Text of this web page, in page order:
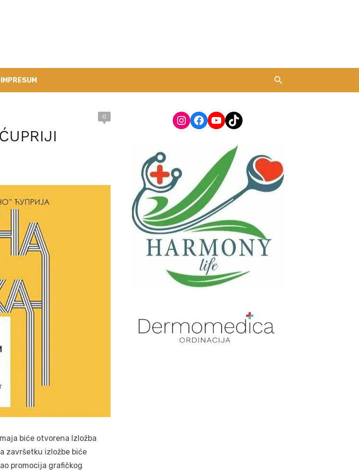
IMPRESUM
0
biće otvorena Izložba
završetku izložbe biće
promocija grafičkog
Instagram
Facebook
YouTube
TikTok